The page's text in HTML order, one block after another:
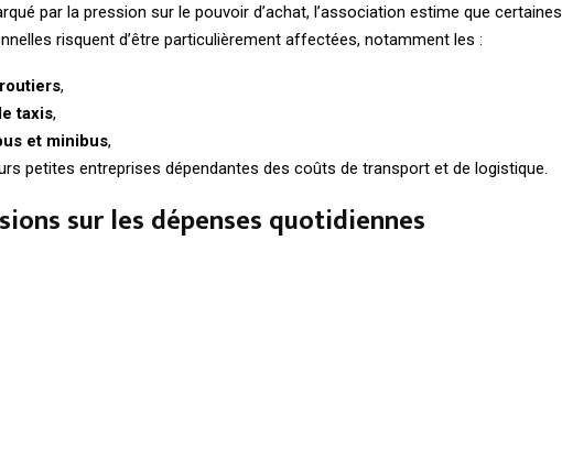
par la pression sur le pouvoir d’achat, l’association estime que certaines
risquent d’être particulièrement affectées, notamment les :
,
taxis,
et minibus,
petites entreprises dépendantes des coûts de transport et de logistique.
sur les dépenses quotidiennes